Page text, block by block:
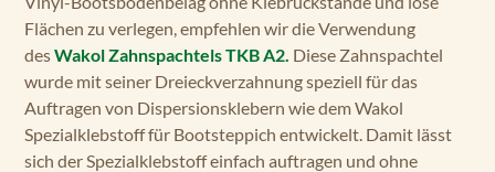
Flächen zu verlegen, empfehlen wir die Verwendung
desWakol Zahnspachtels TKB A2. Diese Zahnspachtel
wurde mit seiner Dreieckverzahnung speziell für das
Auftragen von Dispersionsklebern wie dem Wakol
Spezialklebstoff für Bootsteppich entwickelt. Damit lässt
sich der Spezialklebstoff einfach auftragen und ohne